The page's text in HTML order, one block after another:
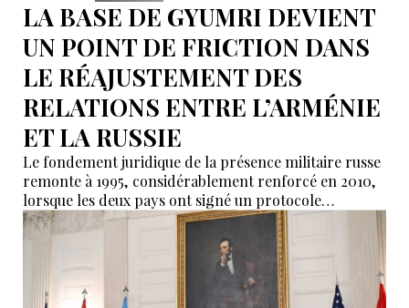
LA BASE DE GYUMRI DEVIENT
UN POINT DE FRICTION DANS
LE RÉAJUSTEMENT DES
RELATIONS ENTRE L’ARMÉNIE
ET LA RUSSIE
Le fondement juridique de la présence militaire russe
remonte à 1995, considérablement renforcé en 2010,
lorsque les deux pays ont signé un protocole
additionnel prolongeant sa validité jusqu’en 2044.